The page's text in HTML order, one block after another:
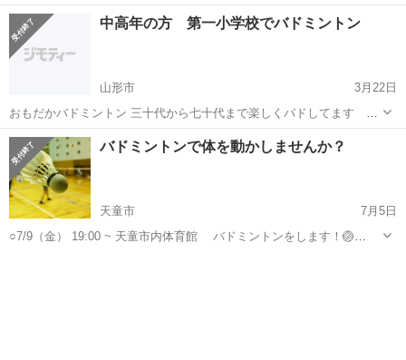
検収、 分類、 管理、 ピッキング業務【取扱製品情報】アイケア製品
(視力検査機)に関する部品 。＋お仕事探しはコンシェルスタッフにお
山形 工場
中高年の方 第一小学校でバドミントン
山形市
3月22日
おもだかバドミントン 三十代から七十代まで楽しくバドしてます 毎
週火曜日 19:30〜21:00まで
山形 山形市 バドミントン 第一小学校
バドミントンで体を動かしませんか？
天童市
7月5日
○7/9（金） 19:00 ~ 天童市内体育館 バドミントンをします！🏐